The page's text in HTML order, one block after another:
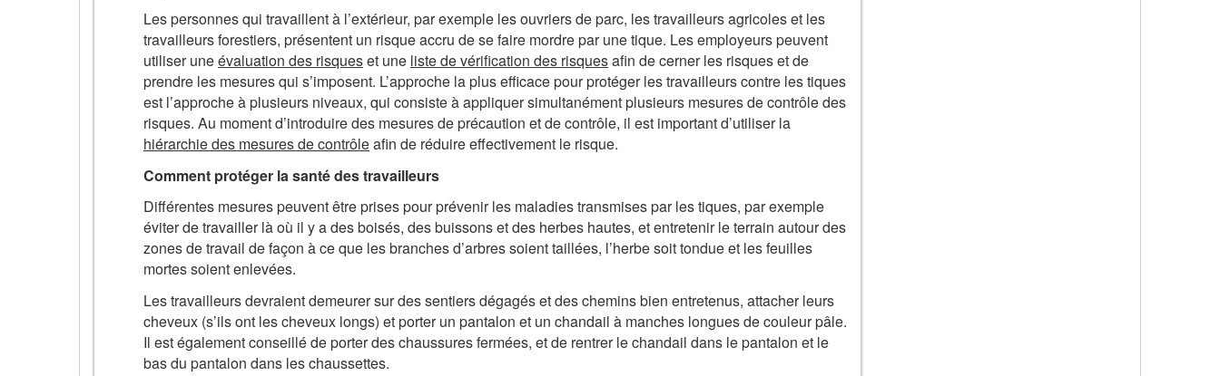
Les personnes qui travaillent à l’extérieur, par exemple les ouvriers de parc, les travailleurs agricoles et les
travailleurs forestiers, présentent un risque accru de se faire mordre par une tique. Les employeurs peuvent
utiliser uneévaluation des risqueset une liste de vérification des risquesafin de cerner les risques et de
prendre les mesures qui s’imposent. L’approche la plus efficace pour protéger les travailleurs contre les tiques
est l’approche à plusieurs niveaux, qui consiste à appliquer simultanément plusieurs mesures de contrôle des
risques. Au moment d’introduire des mesures de précaution et de contrôle, il est important d’utiliser la
hiérarchie des mesures de contrôleafin de réduire effectivement le risque.
Comment protéger la santé des travailleurs
Différentes mesures peuvent être prises pour prévenir les maladies transmises par les tiques, par exemple
éviter de travailler là où il y a des boisés, des buissons et des herbes hautes, et entretenir le terrain autour des
zones de travail de façon à ce que les branches d’arbres soient taillées, l’herbe soit tondue et les feuilles
mortes soient enlevées.
Les travailleurs devraient demeurer sur des sentiers dégagés et des chemins bien entretenus, attacher leurs
cheveux (s’ils ont les cheveux longs) et porter un pantalon et un chandail à manches longues de couleur pâle.
Il est également conseillé de porter des chaussures fermées, et de rentrer le chandail dans le pantalon et le
bas du pantalon dans les chaussettes.